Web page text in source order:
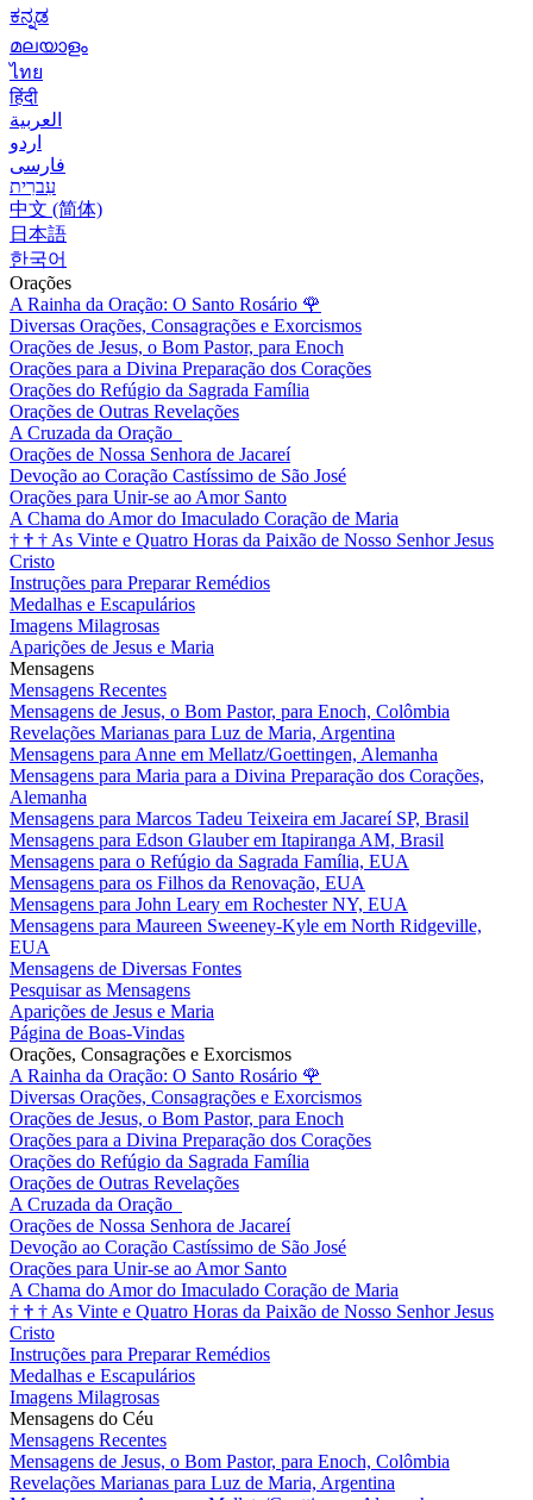
ಕನ್ನಡ
മലയാളം
ไทย
हिंदी
العربية
اردو
فارسی
עִברִית
中文 (简体)
日本語
한국어
Orações
A Rainha da Oração: O Santo Rosário 🌹
Diversas Orações, Consagrações e Exorcismos
Orações de Jesus, o Bom Pastor, para Enoch
Orações para a Divina Preparação dos Corações
Orações do Refúgio da Sagrada Família
Orações de Outras Revelações
A Cruzada da Oração
Orações de Nossa Senhora de Jacareí
Devoção ao Coração Castíssimo de São José
Orações para Unir-se ao Amor Santo
A Chama do Amor do Imaculado Coração de Maria
† † † As Vinte e Quatro Horas da Paixão de Nosso Senhor Jesus
Cristo
Instruções para Preparar Remédios
Medalhas e Escapulários
Imagens Milagrosas
Aparições de Jesus e Maria
Mensagens
Mensagens Recentes
Mensagens de Jesus, o Bom Pastor, para Enoch, Colômbia
Revelações Marianas para Luz de Maria, Argentina
Mensagens para Anne em Mellatz/Goettingen, Alemanha
Mensagens para Maria para a Divina Preparação dos Corações,
Alemanha
Mensagens para Marcos Tadeu Teixeira em Jacareí SP, Brasil
Mensagens para Edson Glauber em Itapiranga AM, Brasil
Mensagens para o Refúgio da Sagrada Família, EUA
Mensagens para os Filhos da Renovação, EUA
Mensagens para John Leary em Rochester NY, EUA
Mensagens para Maureen Sweeney-Kyle em North Ridgeville,
EUA
Mensagens de Diversas Fontes
Pesquisar as Mensagens
Aparições de Jesus e Maria
Página de Boas-Vindas
Orações, Consagrações e Exorcismos
A Rainha da Oração: O Santo Rosário 🌹
Diversas Orações, Consagrações e Exorcismos
Orações de Jesus, o Bom Pastor, para Enoch
Orações para a Divina Preparação dos Corações
Orações do Refúgio da Sagrada Família
Orações de Outras Revelações
A Cruzada da Oração
Orações de Nossa Senhora de Jacareí
Devoção ao Coração Castíssimo de São José
Orações para Unir-se ao Amor Santo
A Chama do Amor do Imaculado Coração de Maria
† † † As Vinte e Quatro Horas da Paixão de Nosso Senhor Jesus
Cristo
Instruções para Preparar Remédios
Medalhas e Escapulários
Imagens Milagrosas
Mensagens do Céu
Mensagens Recentes
Mensagens de Jesus, o Bom Pastor, para Enoch, Colômbia
Revelações Marianas para Luz de Maria, Argentina